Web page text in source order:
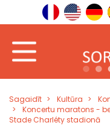
Sagaidīt Kultūra
Koncertu maratons -
Stade Charléty stadionā